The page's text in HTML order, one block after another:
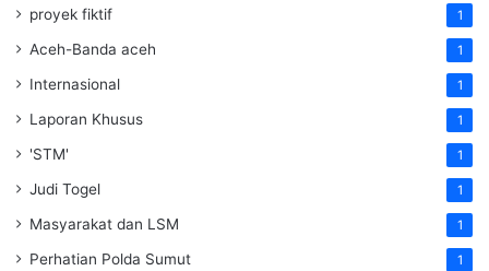
proyek fiktif 1
Aceh-Banda aceh 1
Internasional 1
Laporan Khusus 1
'STM' 1
Judi Togel 1
Masyarakat dan LSM 1
Perhatian Polda Sumut 1